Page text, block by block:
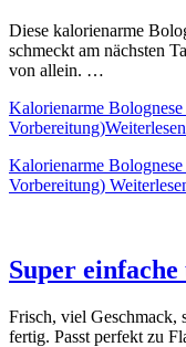
Diese kalorienarme
schmeckt am nächsten
von allein. …
Kalorienarme
Vorbereitung)
Kalorienarme
Vorbereitung)
Super
Frisch, viel Geschmack,
fertig. Passt perfekt zu